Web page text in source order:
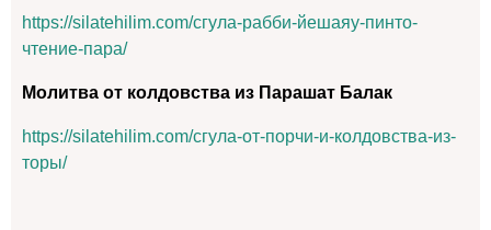
https://silatehilim.com/сгула-рабби-йешаяу-пинто-
чтение-пара/
Молитва от колдовства из Парашат Балак
https://silatehilim.com/сгула-от-порчи-и-колдовства-из-
торы/